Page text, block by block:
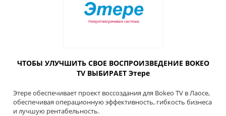
ЧТОБЫ УЛУЧШИТЬ СВОЕ ВОСПРОИЗВЕДЕНИЕ BOKEO
TV ВЫБИРАЕТ Этере
Этере обеспечивает проект воссоздания для Bokeo TV в Лаосе,
обеспечивая операционную эффективность, гибкость бизнеса
и лучшую рентабельность.